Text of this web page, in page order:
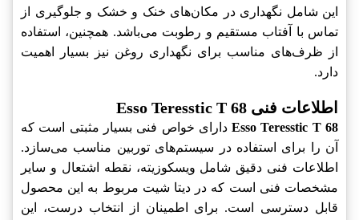
این شامل نگهداری در مكان‌های خنک و خشک و جلوگیری از
تماس با آفتاب مستقیم و رطوبت می‌باشد. همچنین، استفاده
از ظرف‌های مناسب برای نگهداری روغن نیز بسیار اهمیت
دارد.
اطلاعات فنی Esso Teresstic T 68
Esso Teresstic T 68دارای خواص فنی بسیار مثبتی است که
آن را برای استفاده در سیستم‌های توربین مناسب می‌سازد.
اطلاعات فنی دقیق شامل ویسکوزیته، نقطه اشتعال و سایر
مشخصات فنی است که در دیتا شیت مربوط به این محصول
قابل دسترسی است. برای اطمینان از انتخاب درست، این